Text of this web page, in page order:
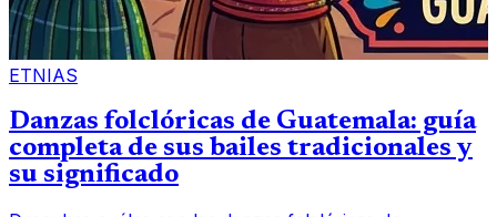
ETNIAS
Danzas folclóricas de Guatemala: guía
completa de sus bailes tradicionales y
su significado